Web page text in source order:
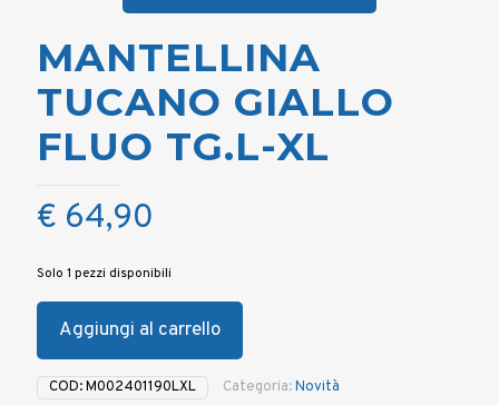
MANTELLINA
TUCANO GIALLO
FLUO TG.L-XL
€ 64,90
Solo 1 pezzi disponibili
Aggiungi al carrello
COD:M002401190LXL Categoria:Novità